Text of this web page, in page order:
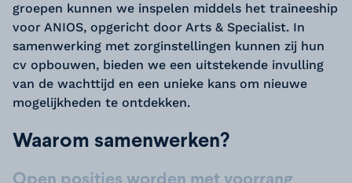
groepen kunnen we inspelen middels het traineeship
voor ANIOS, opgericht door Arts & Specialist. In
samenwerking met zorginstellingen kunnen zij hun
cv opbouwen, bieden we een uitstekende invulling
van de wachttijd en een unieke kans om nieuwe
mogelijkheden te ontdekken.
Waarom samenwerken?
Open posities worden met voorrang